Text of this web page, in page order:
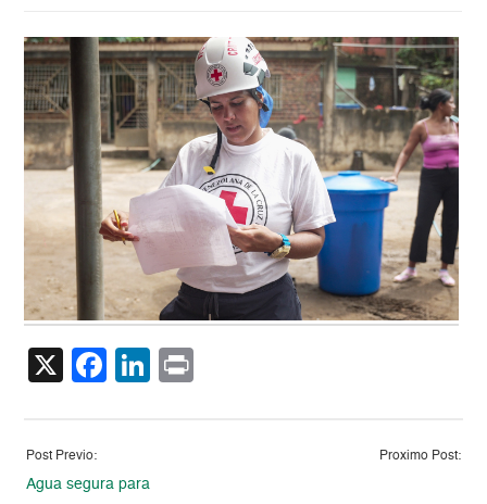
X Facebook
LinkedIn
Post Previo:
Agua segura para
Proximo Post: